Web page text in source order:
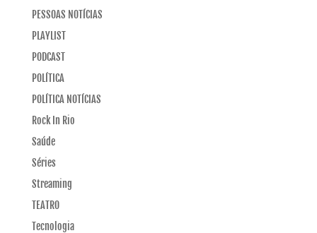
PESSOAS NOTÍCIAS
PLAYLIST
PODCAST
POLÍTICA
POLÍTICA NOTÍCIAS
Rock In Rio
Saúde
Séries
Streaming
TEATRO
Tecnologia